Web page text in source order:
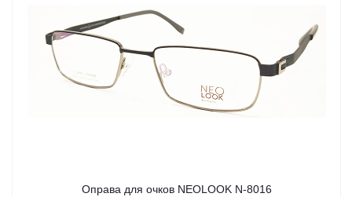
Оправа для очков NEOLOOK N-8016